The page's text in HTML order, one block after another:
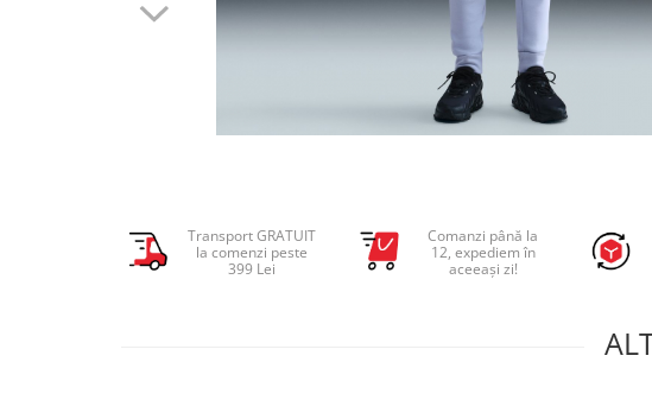
Transport GRATUIT
la comenzi peste
399 Lei
Comanzi până la
12, expediem în
aceeași zi!